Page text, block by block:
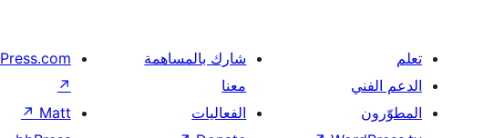
تعلم
الدعم الفني
المطوّرون
شارك بالمساهمة
معنا
الفعاليات
↗
Matt
↗